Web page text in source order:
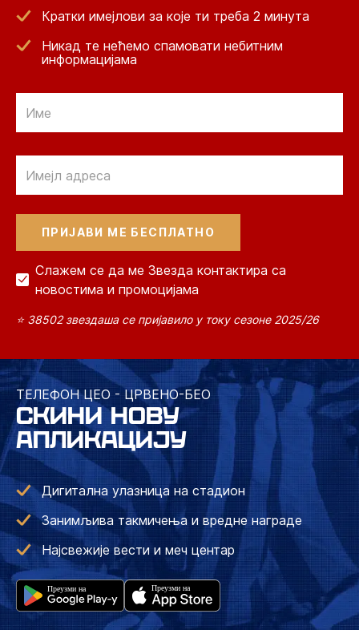
Кратки имејлови за које ти треба 2 минута
Никад те нећемо спамовати небитним
информацијама
Слажем се да ме Звезда контактира са
новостима и промоцијама
⭐ 38502 звездаша се пријавило у току сезоне 2025/26
ТЕЛЕФОН ЦЕО - ЦРВЕНО-БЕО
СКИНИ НОВУ
АПЛИКАЦИЈУ
Дигитална улазница на стадион
Занимљива такмичења и вредне награде
Најсвежије вести и меч центар